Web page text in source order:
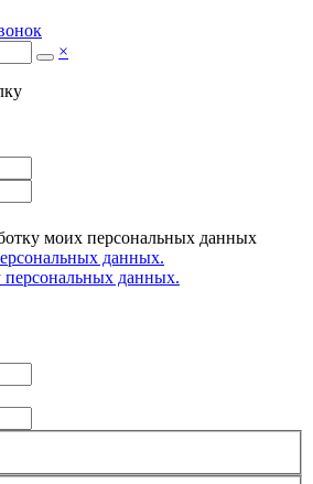
×
моих персональных данных
данных.
персональных данных.